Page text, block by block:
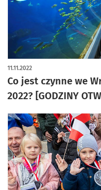
Co jest czynne we
2022? [GODZINY
11.11.2022